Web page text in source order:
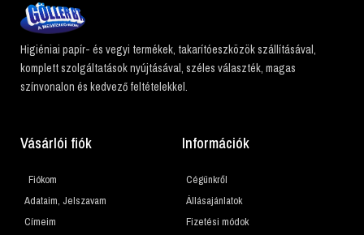
Higiéniai papír- és vegyi termékek, takarítóeszközök szállításával,
komplett szolgáltatások nyújtásával, széles választék, magas
színvonalon és kedvező feltételekkel.
Vásárlói fiók
Fiókom
Adataim, Jelszavam
Címeim
Információk
Cégünkről
Állásajánlatok
Fizetési módok